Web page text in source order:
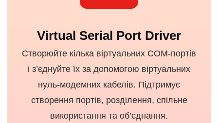
Virtual Serial Port Driver
Створюйте кілька віртуальних COM-портів
і з’єднуйте їх за допомогою віртуальних
нуль-модемних кабелів. Підтримує
створення портів, розділення, спільне
використання та об’єднання.